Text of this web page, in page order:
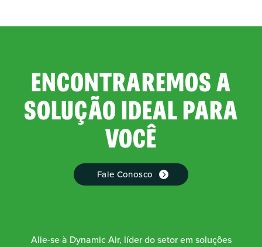
ENCONTRAREMOS A
SOLUÇÃO IDEAL PARA
VOCÊ
Fale Conosco
Alie-se à Dynamic Air, líder do setor em soluções